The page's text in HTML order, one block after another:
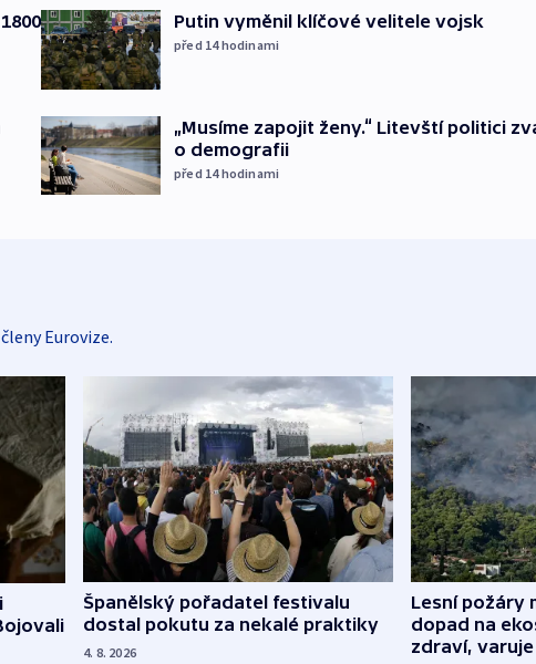
Putin vyměnil klíčové velitele vojsk
před 14hodinami
„Musíme zapojit ženy.“ Litevští politici
o demografii
před 14hodinami
Eurovize.
Španělský pořadatel festivalu
dostal pokutu za nekalé praktiky
4. 8. 2026
Lesní požáry
dopad na
zdraví,